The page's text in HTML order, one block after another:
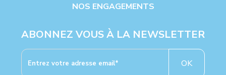
NOS ENGAGEMENTS
ABONNEZ VOUS À LA NEWSLETTER
OK